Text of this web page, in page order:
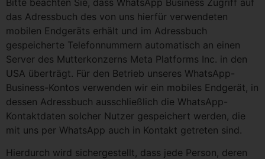
das Adressbuch des von uns hierfür verwendeten
mobilen Endgeräts erhält und im Adressbuch
gespeicherte Telefonnummern automatisch an einen
Server des Mutterkonzerns Meta Platforms Inc. in den
USA überträgt. Für den Betrieb unseres WhatsApp-
Business-Kontos verwenden wir ein mobiles Endgerät, in
dessen Adressbuch ausschließlich die WhatsApp-
Kontaktdaten solcher Nutzer gespeichert werden, die
mit uns per WhatsApp auch in Kontakt getreten sind.
Hierdurch wird sichergestellt, dass jede Person, deren